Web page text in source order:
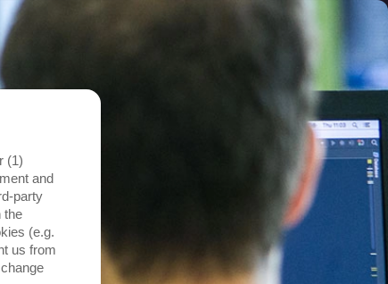
(1)
and
party
the
(e.g.
us from